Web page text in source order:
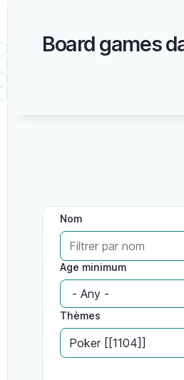
Board games
Nom
Age minimum
Thèmes